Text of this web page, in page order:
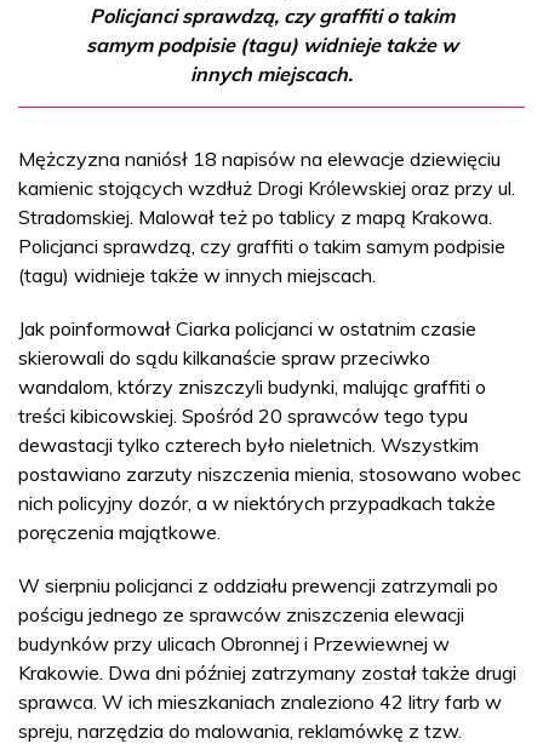
Policjanci sprawdzą, czy graffiti o takim
samym podpisie (tagu) widnieje także w
innych miejscach.
Mężczyzna naniósł 18 napisów na elewacje dziewięciu
kamienic stojących wzdłuż Drogi Królewskiej oraz przy ul.
Stradomskiej. Malował też po tablicy z mapą Krakowa.
Policjanci sprawdzą, czy graffiti o takim samym podpisie
(tagu) widnieje także w innych miejscach.
Jak poinformował Ciarka policjanci w ostatnim czasie
skierowali do sądu kilkanaście spraw przeciwko
wandalom, którzy zniszczyli budynki, malując graffiti o
treści kibicowskiej. Spośród 20 sprawców tego typu
dewastacji tylko czterech było nieletnich. Wszystkim
postawiano zarzuty niszczenia mienia, stosowano wobec
nich policyjny dozór, a w niektórych przypadkach także
poręczenia majątkowe.
W sierpniu policjanci z oddziału prewencji zatrzymali po
pościgu jednego ze sprawców zniszczenia elewacji
budynków przy ulicach Obronnej i Przewiewnej w
Krakowie. Dwa dni później zatrzymany został także drugi
sprawca. W ich mieszkaniach znaleziono 42 litry farb w
spreju, narzędzia do malowania, reklamówkę z tzw.